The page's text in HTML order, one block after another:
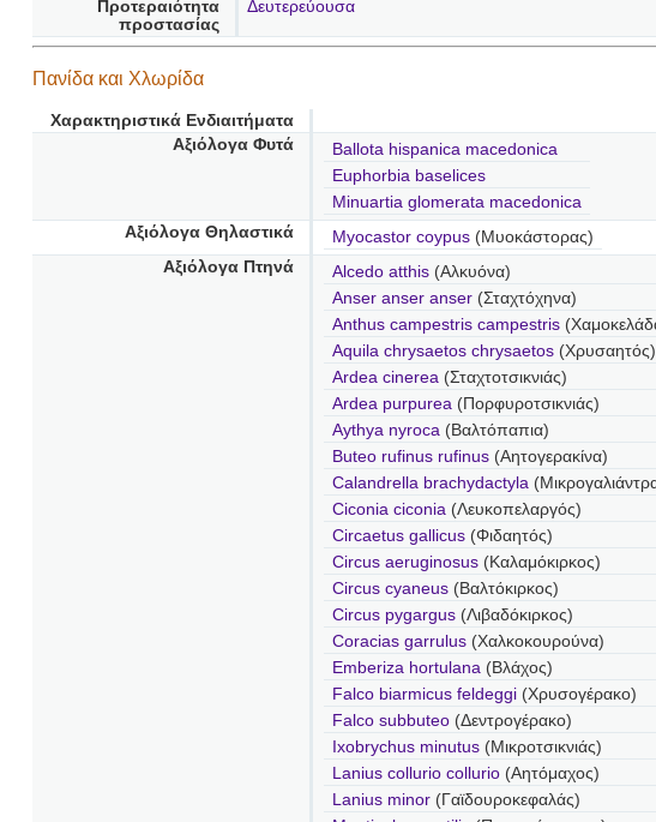
Προτεραιότητα
προστασίας
Δευτερεύουσα
Πανίδα και Χλωρίδα
Χαρακτηριστικά Ενδιαιτήματα
Αξιόλογα Φυτά
Ballota hispanica macedonica
Euphorbia baselices
Minuartia glomerata macedonica
Αξιόλογα Θηλαστικά
Myocastor coypus (Μυοκάστορας)
Αξιόλογα Πτηνά
Alcedo atthis (Αλκυόνα)
Anser anser anser(Σταχτόχηνα)
Anthus campestris campestris
Aquila chrysaetos chrysaetos(Χρυσαητός)
Ardea cinerea (Σταχτοτσικνιάς)
Ardea purpurea (Πορφυροτσικνιάς)
Aythya nyroca (Βαλτόπαπια)
Buteo rufinus rufinus(Αητογερακίνα)
Calandrella brachydactyla
Ciconia ciconia (Λευκοπελαργός)
Circaetus gallicus (Φιδαητός)
Circus aeruginosus (Καλαμόκιρκος)
Circus cyaneus (Βαλτόκιρκος)
Circus pygargus (Λιβαδόκιρκος)
Coracias garrulus (Χαλκοκουρούνα)
Emberiza hortulana (Βλάχος)
Falco biarmicus feldeggi(Χρυσογέρακο)
Falco subbuteo (Δεντρογέρακο)
Ixobrychus minutus (Μικροτσικνιάς)
Lanius collurio collurio(Αητόμαχος)
Lanius minor (Γαϊδουροκεφαλάς)